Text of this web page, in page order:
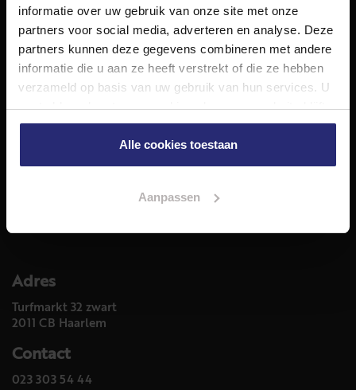
informatie over uw gebruik van onze site met onze
partners voor social media, adverteren en analyse. Deze
partners kunnen deze gegevens combineren met andere
informatie die u aan ze heeft verstrekt of die ze hebben
verzameld op basis van uw gebruik van hun services. U
gaat akkoord met onze cookies als u onze website blijft
gebruiken.
Alle cookies toestaan
Aanpassen
Volg ons op
Diensten
Aankoop
Meer informatie over
Adres
Turfmarkt 32 zwart
2011 CB Haarlem
Contact
023 303 54 44